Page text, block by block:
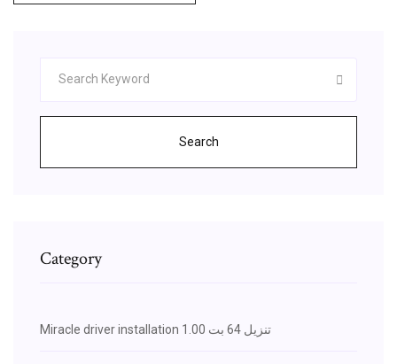
Search
Category
Miracle driver installation 1.00 تنزيل 64 بت